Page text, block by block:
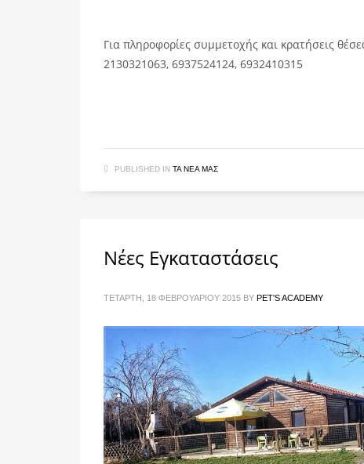
Για πληροφορίες συμμετοχής και κρατήσεις
2130321063, 6937524124, 6932410315
PUBLISHED IN ΤΑ ΝΈΑ ΜΑΣ
Νέες Εγκαταστάσεις
ΤΕΤΆΡΤΗ, 18 ΦΕΒΡΟΥΑΡΊΟΥ 2015 BY PET'S ACADEMY